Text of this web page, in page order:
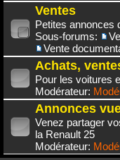
Ventes
Petites annonces
Sous-forums:
Vente
Achats,
Pour les voitures
Modérateur:
Annonces
Venez partager
la Renault 25
Modérateur: